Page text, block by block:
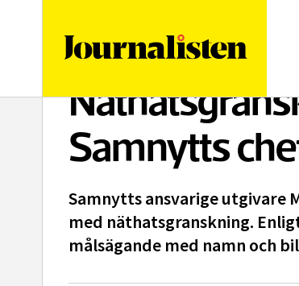
Samnytts
Samnytts ansvarige utgivare
med näthatsgranskning.
målsägande med namn och